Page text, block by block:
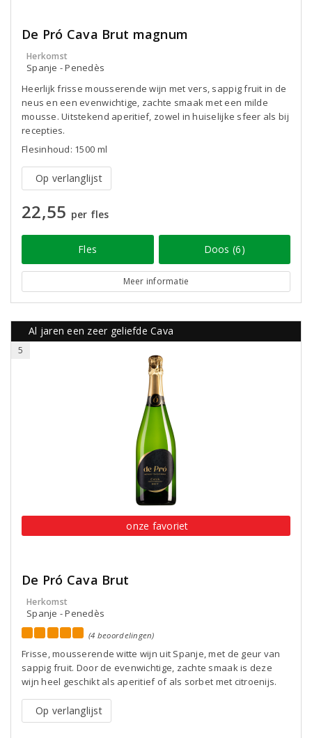
De Pró Cava Brut magnum
Herkomst
Spanje - Penedès
Heerlijk frisse mousserende wijn met vers, sappig fruit in de
neus en een evenwichtige, zachte smaak met een milde
mousse. Uitstekend aperitief, zowel in huiselijke sfeer als bij
recepties.
Flesinhoud: 1500 ml
Op verlanglijst
22,55 per fles
Fles Doos (6)
Meer informatie
Al jaren een zeer geliefde Cava
5
onze favoriet
De Pró Cava Brut
Herkomst
Spanje - Penedès
(4 beoordelingen)
Frisse, mousserende witte wijn uit Spanje, met de geur van
sappig fruit. Door de evenwichtige, zachte smaak is deze
wijn heel geschikt als aperitief of als sorbet met citroenijs.
Op verlanglijst